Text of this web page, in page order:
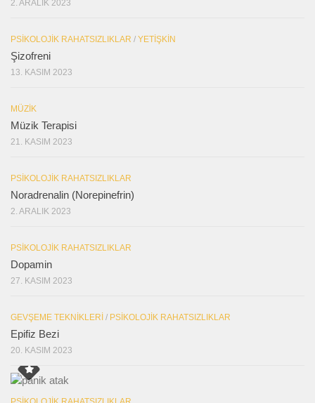
2. ARALIK 2023
PSIKOLOJIK RAHATSIZLIKLAR / YETIŞKIN
Şizofreni
13. KASIM 2023
MÜZIK
Müzik Terapisi
21. KASIM 2023
PSIKOLOJIK RAHATSIZLIKLAR
Noradrenalin (Norepinefrin)
2. ARALIK 2023
PSIKOLOJIK RAHATSIZLIKLAR
Dopamin
27. KASIM 2023
GEVŞEME TEKNIKLERI / PSIKOLOJIK RAHATSIZLIKLAR
Epifiz Bezi
20. KASIM 2023